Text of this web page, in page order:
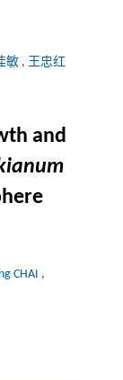
敏 , 王忠红
and
CHAI ,